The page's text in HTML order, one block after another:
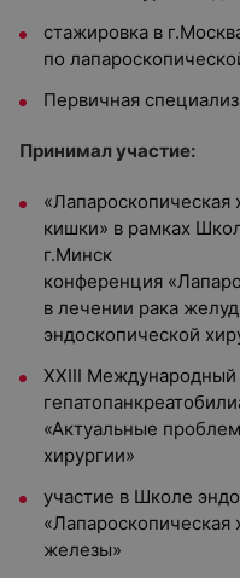
стажировка в
по
Первичная
Принимал участие:
«Лапароскопическая
кишки» в рамках
г.Минск
конференция
в лечении рака
эндоскопической
ХХIII Международный
«Актуальные
хирургии»
участие в Школе
«Лапароскопическая
железы»